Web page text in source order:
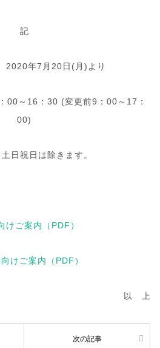
記
年7月20日(月)より
～16：30 (変更前9：00～17：
00)
日祝日は除きます。
けご案内（PDF）
けご案内（PDF）
以 上
次の記事